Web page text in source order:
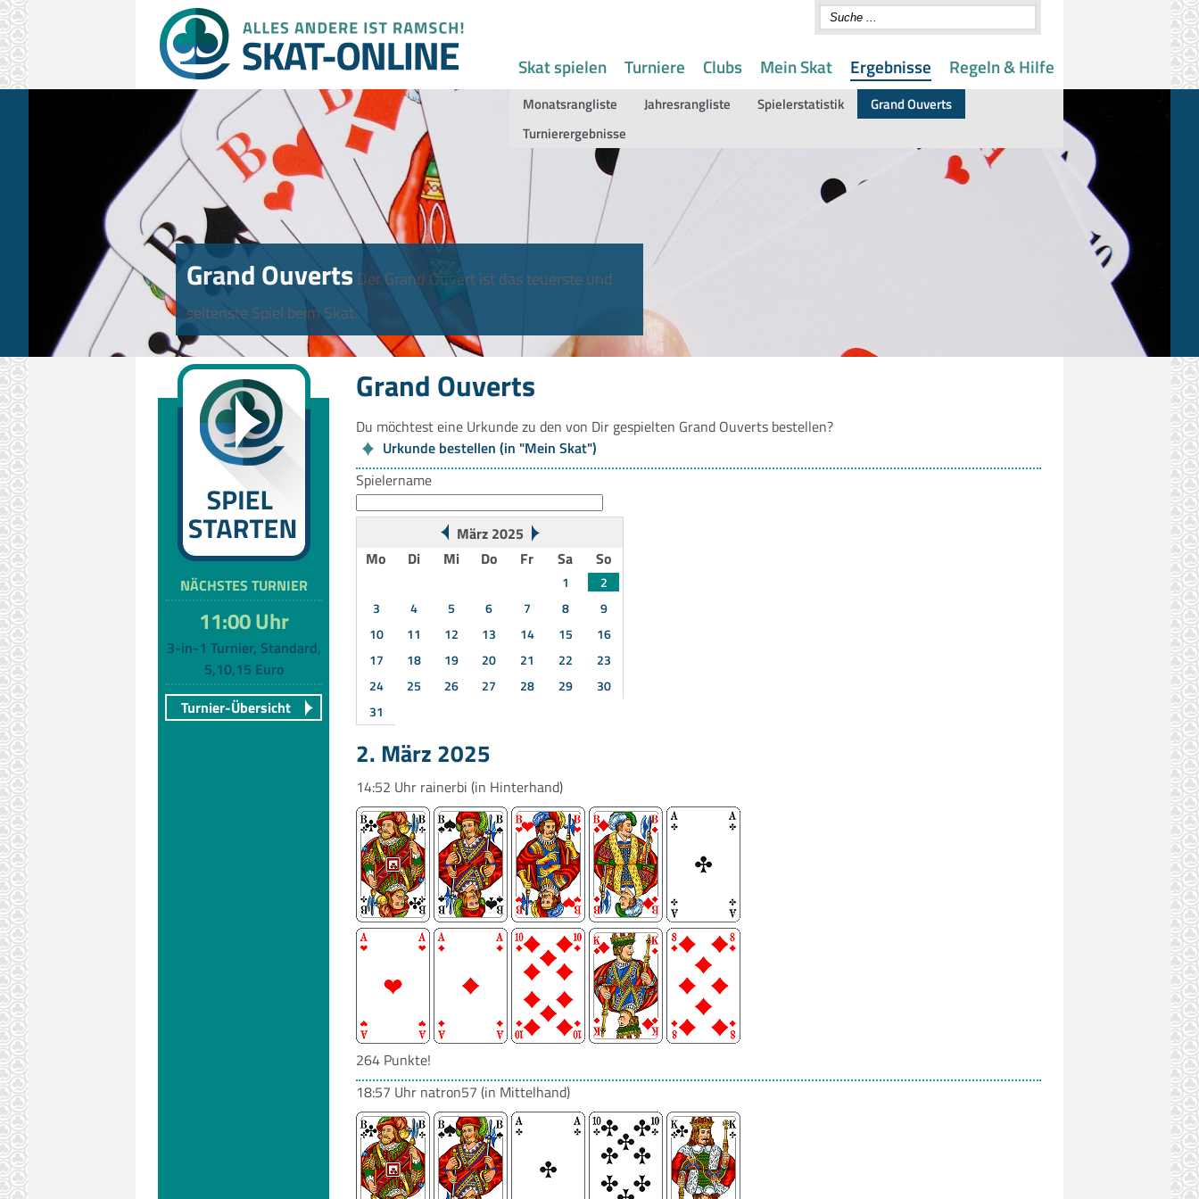
Skat spielen Turniere Clubs Mein Skat Ergebnisse
Monatsrangliste Jahresrangliste Spielerstatistik
Grand Ouverts
Turnierergebnisse
Regeln & Hilfe
Grand Ouverts Der Grand Ouvert ist das teuerste und
seltenste Spiel beim Skat.
NÄCHSTES TURNIER
11:00 Uhr
3-in-1 Turnier, Standard,
5,10,15 Euro
Turnier-Übersicht
Grand Ouverts
Du möchtest eine Urkunde zu den von Dir gespielten Grand Ouverts bestellen?
Urkunde bestellen (in "Mein Skat")
Spielername
März 2025
Mo
Di Mi Do Fr Sa So
1
2
3
4 5 6 7 8
9
10
11 12 13 14 15
16
17
18 19 20 21 22
23
24
25 26 27 28 29
30
31
2. März 2025
14:52 Uhr rainerbi (in Hinterhand)
264 Punkte!
18:57 Uhr natron57 (in Mittelhand)